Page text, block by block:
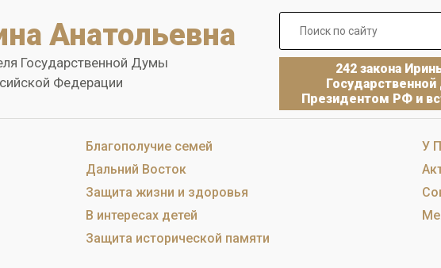
Анатольевна
Государственной Думы
Федерации
242 закона
Президентом РФ и
Благополучие семей
Дальний Восток
Защита жизни и здоровья
В интересах детей
Защита исторической памяти
У